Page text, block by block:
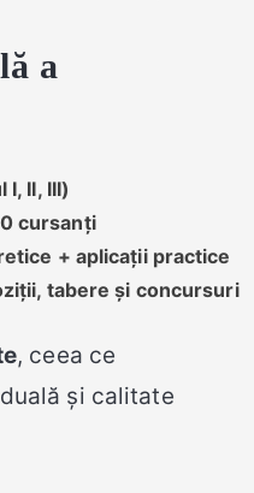
a
I, II, III)
cursanți
+ aplicații practice
tabere și concursuri
, ceea ce
și calitate